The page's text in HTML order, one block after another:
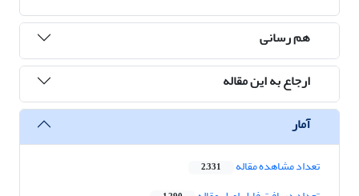
هم رسانی
ارجاع به این مقاله
آمار
تعداد مشاهده مقاله 2,331